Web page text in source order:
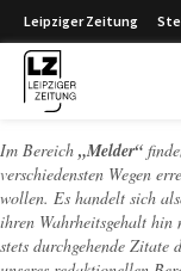
Leipziger Zeitung
Im Bereich „Melder“
verschiedensten Wegen
wollen. Es handelt sich
ihren Wahrheitsgehalt
stets durchgehende Zitate